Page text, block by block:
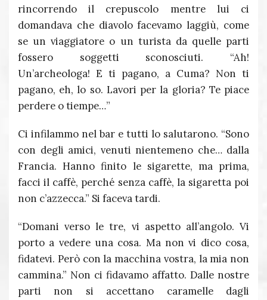
rincorrendo il crepuscolo mentre lui ci
domandava che diavolo facevamo laggiù, come
se un viaggiatore o un turista da quelle parti
fossero soggetti sconosciuti. “Ah!
Un’archeologa! E ti pagano, a Cuma? Non ti
pagano, eh, lo so. Lavori per la gloria? Te piace
perdere o tiempe…”
Ci infilammo nel bar e tutti lo salutarono. “Sono
con degli amici, venuti nientemeno che… dalla
Francia. Hanno finito le sigarette, ma prima,
facci il caffè, perché senza caffè, la sigaretta poi
non c’azzecca.” Si faceva tardi.
“Domani verso le tre, vi aspetto all’angolo. Vi
porto a vedere una cosa. Ma non vi dico cosa,
fidatevi. Però con la macchina vostra, la mia non
cammina.” Non ci fidavamo affatto. Dalle nostre
parti non si accettano caramelle dagli